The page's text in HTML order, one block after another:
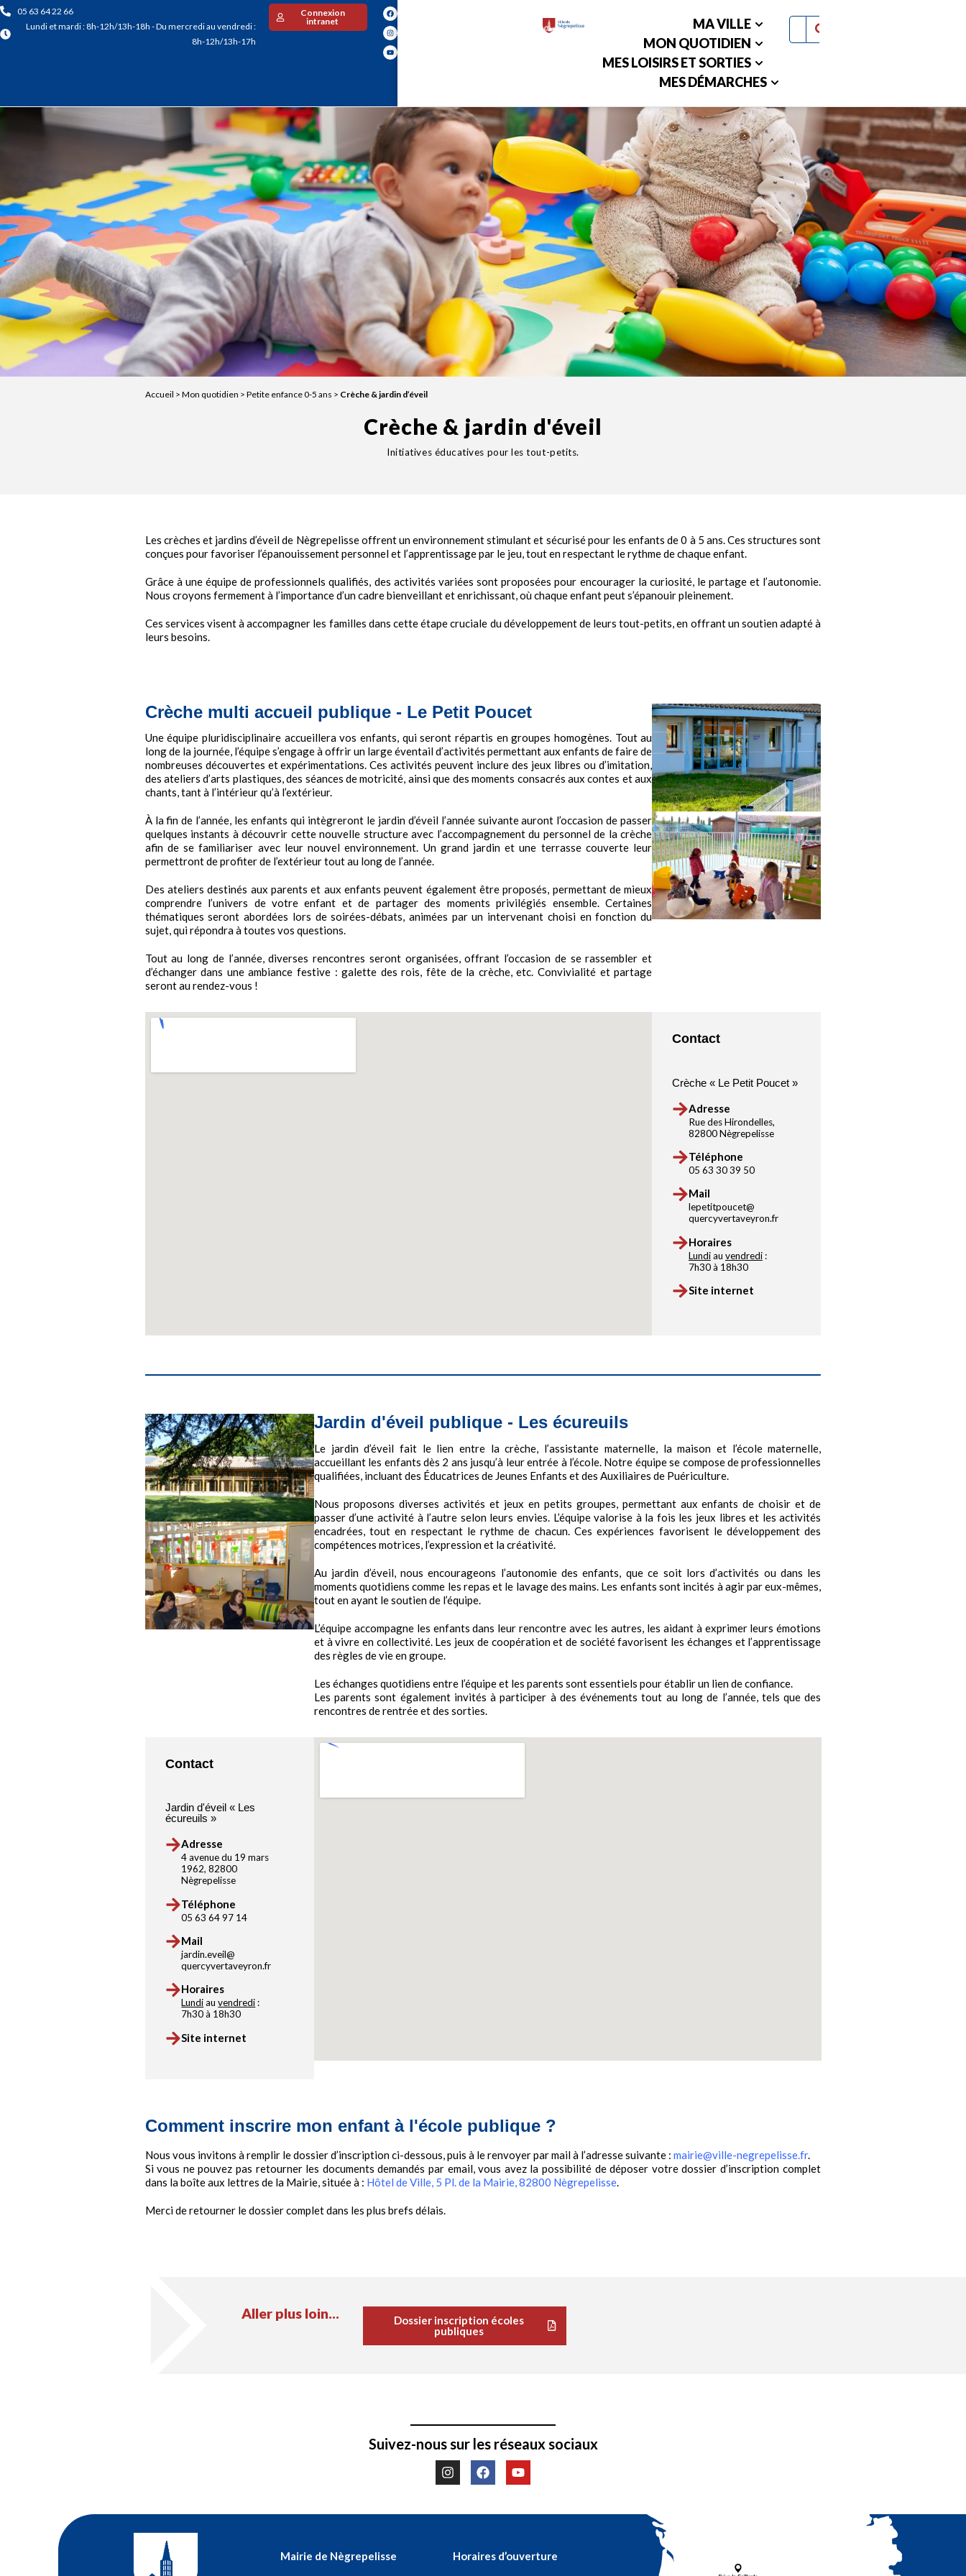
05 63 64 22 66
Lundi et mardi : 8h-12h/13h-18h - Du mercredi au vendredi :
8h-12h/13h-17h
Connexion
intranet
MA VILLE
MON QUOTIDIEN
MES LOISIRS ET SORTIES
MES DÉMARCHES
Accueil > Mon quotidien > Petite enfance 0-5 ans > Crèche & jardin d’éveil
Crèche & jardin d'éveil
Initiatives éducatives pour les tout-petits.
Les crèches et jardins d’éveil de Nègrepelisse offrent un environnement stimulant et sécurisé pour les enfants de 0 à 5 ans. Ces structures sont
conçues pour favoriser l’épanouissement personnel et l’apprentissage par le jeu, tout en respectant le rythme de chaque enfant.
Grâce à une équipe de professionnels qualifiés, des activités variées sont proposées pour encourager la curiosité, le partage et l’autonomie.
Nous croyons fermement à l’importance d’un cadre bienveillant et enrichissant, où chaque enfant peut s’épanouir pleinement.
Ces services visent à accompagner les familles dans cette étape cruciale du développement de leurs tout-petits, en offrant un soutien adapté à
leurs besoins.
Crèche multi accueil publique - Le Petit Poucet
Une équipe pluridisciplinaire accueillera vos enfants, qui seront répartis en groupes homogènes. Tout au
long de la journée, l’équipe s’engage à offrir un large éventail d’activités permettant aux enfants de faire de
nombreuses découvertes et expérimentations. Ces activités peuvent inclure des jeux libres ou d’imitation,
des ateliers d’arts plastiques, des séances de motricité, ainsi que des moments consacrés aux contes et aux
chants, tant à l’intérieur qu’à l’extérieur.
À la fin de l’année, les enfants qui intègreront le jardin d’éveil l’année suivante auront l’occasion de passer
quelques instants à découvrir cette nouvelle structure avec l’accompagnement du personnel de la crèche
afin de se familiariser avec leur nouvel environnement. Un grand jardin et une terrasse couverte leur
permettront de profiter de l’extérieur tout au long de l’année.
Des ateliers destinés aux parents et aux enfants peuvent également être proposés, permettant de mieux
comprendre l’univers de votre enfant et de partager des moments privilégiés ensemble. Certaines
thématiques seront abordées lors de soirées-débats, animées par un intervenant choisi en fonction du
sujet, qui répondra à toutes vos questions.
Tout au long de l’année, diverses rencontres seront organisées, offrant l’occasion de se rassembler et
d’échanger dans une ambiance festive : galette des rois, fête de la crèche, etc. Convivialité et partage
seront au rendez-vous !
Contact
Crèche « Le Petit Poucet »
Adresse
Rue des Hirondelles,
82800 Nègrepelisse
Téléphone
05 63 30 39 50
Mail
lepetitpoucet@
quercyvertaveyron.fr
Horaires
Lundiau vendredi:
7h30 à 18h30
Site internet
Jardin d'éveil publique - Les écureuils
Le jardin d’éveil fait le lien entre la crèche, l’assistante maternelle, la maison et l’école maternelle,
accueillant les enfants dès 2 ans jusqu’à leur entrée à l’école. Notre équipe se compose de professionnelles
qualifiées, incluant des Éducatrices de Jeunes Enfants et des Auxiliaires de Puériculture.
Nous proposons diverses activités et jeux en petits groupes, permettant aux enfants de choisir et de
passer d’une activité à l’autre selon leurs envies. L’équipe valorise à la fois les jeux libres et les activités
encadrées, tout en respectant le rythme de chacun. Ces expériences favorisent le développement des
compétences motrices, l’expression et la créativité.
Au jardin d’éveil, nous encourageons l’autonomie des enfants, que ce soit lors d’activités ou dans les
moments quotidiens comme les repas et le lavage des mains. Les enfants sont incités à agir par eux-mêmes,
tout en ayant le soutien de l’équipe.
L’équipe accompagne les enfants dans leur rencontre avec les autres, les aidant à exprimer leurs émotions
et à vivre en collectivité. Les jeux de coopération et de société favorisent les échanges et l’apprentissage
des règles de vie en groupe.
Les échanges quotidiens entre l’équipe et les parents sont essentiels pour établir un lien de confiance.
Les parents sont également invités à participer à des événements tout au long de l’année, tels que des
rencontres de rentrée et des sorties.
Contact
Jardin d'éveil « Les
écureuils »
Adresse
4 avenue du 19 mars
1962, 82800
Nègrepelisse
Téléphone
05 63 64 97 14
Mail
jardin.eveil@
quercyvertaveyron.fr
Horaires
Lundiauvendredi :
7h30 à 18h30
Site internet
Comment inscrire mon enfant à l'école publique ?
Nous vous invitons à remplir le dossier d’inscription ci-dessous, puis à le renvoyer par mail à l’adresse suivante : mairie@ville-negrepelisse.fr.
Si vous ne pouvez pas retourner les documents demandés par email, vous avez la possibilité de déposer votre dossier d’inscription complet
dans la boîte aux lettres de la Mairie, située à : Hôtel de Ville, 5 Pl. de la Mairie, 82800 Nègrepelisse.
Merci de retourner le dossier complet dans les plus brefs délais.
Aller plus loin...
Dossier inscription écoles
publiques
Suivez-nous sur les réseaux sociaux
Mairie de Nègrepelisse Horaires d’ouverture